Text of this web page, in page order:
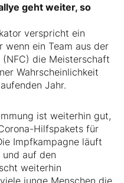
geht weiter, so
verspricht ein
wenn ein Team aus der
die Meisterschaft
Wahrscheinlichkeit
Jahr.
ist weiterhin gut,
Hilfspakets für
Impfkampagne läuft
auf den
weiterhin
junge Menschen die